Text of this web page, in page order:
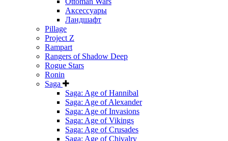
Аксессуары
Ландшафт
Pillage
Project Z
Rampart
Rangers of Shadow Deep
Rogue Stars
Ronin
Saga
Saga: Age of Hannibal
Saga: Age of Alexander
Saga: Age of Invasions
Saga: Age of Vikings
Saga: Age of Crusades
Saga: Age of Chivalry